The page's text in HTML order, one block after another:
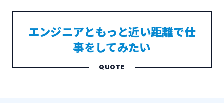
エンジニアともっと近い距離で仕
事をしてみたい